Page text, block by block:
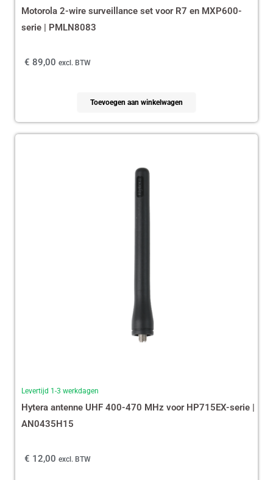
Motorola 2-wire surveillance set voor R7 en MXP600-
serie | PMLN8083
€ 89,00 excl. BTW
Toevoegen aan winkelwagen
Levertijd 1-3 werkdagen
Hytera antenne UHF 400-470 MHz voor HP715EX-serie |
AN0435H15
€ 12,00 excl. BTW